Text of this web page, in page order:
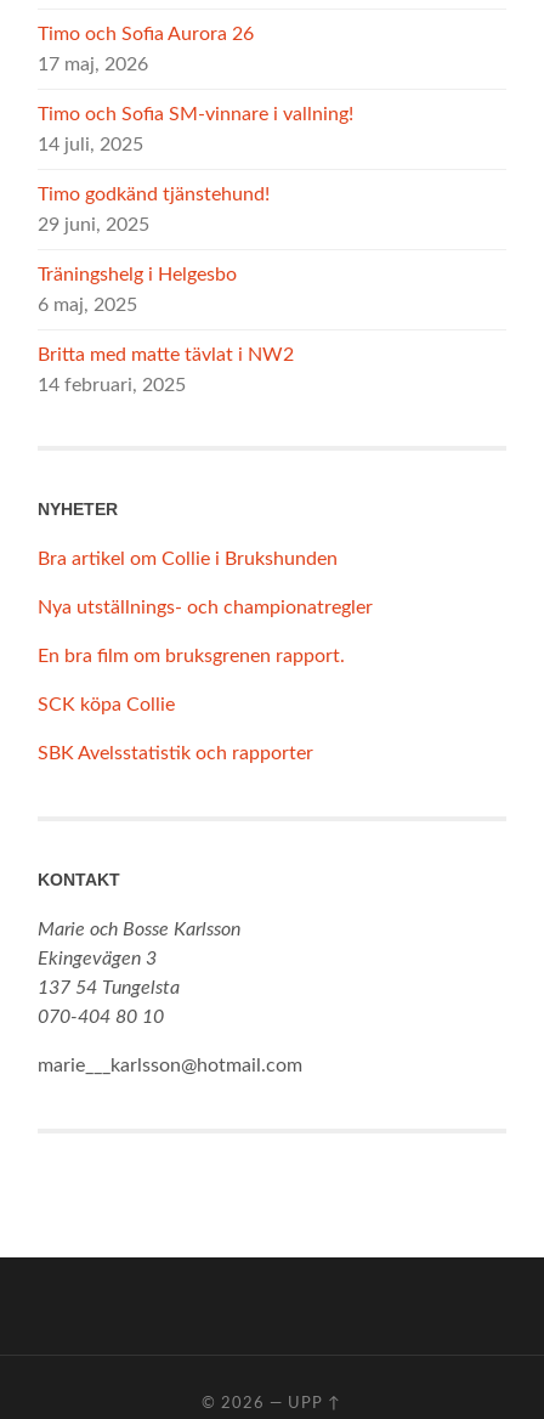
Timo och Sofia Aurora 26
17 maj, 2026
Timo och Sofia SM-vinnare i vallning!
14 juli, 2025
Timo godkänd tjänstehund!
29 juni, 2025
Träningshelg i Helgesbo
6 maj, 2025
Britta med matte tävlat i NW2
14 februari, 2025
NYHETER
Bra artikel om Collie i Brukshunden
Nya utställnings- och championatregler
En bra film om bruksgrenen rapport.
SCK köpa Collie
SBK Avelsstatistik och rapporter
KONTAKT
Marie och Bosse Karlsson
Ekingevägen 3
137 54 Tungelsta
070-404 80 10
marie___karlsson@hotmail.com
© 2026 — UPP ↑